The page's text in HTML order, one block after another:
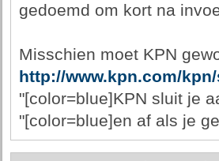
gedoemd om kort na
Misschien moet KPN
http://www.kpn.com/
"[color=blue]KPN sluit je
"[color=blue]en af als je